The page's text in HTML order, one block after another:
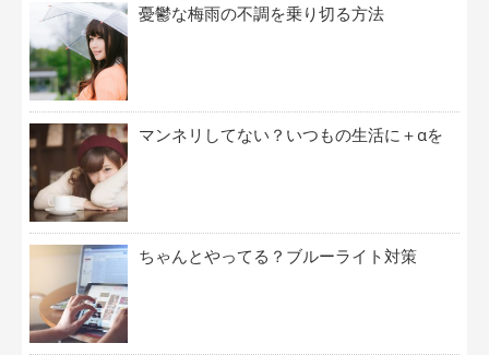
憂鬱な梅雨の不調を乗り切る方法
マンネリしてない？いつもの生活に＋αを
ちゃんとやってる？ブルーライト対策